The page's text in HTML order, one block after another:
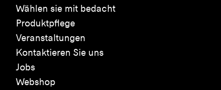
Wählen sie mit bedacht
Produktpflege
Veranstaltungen
Kontaktieren Sie uns
Jobs
Webshop